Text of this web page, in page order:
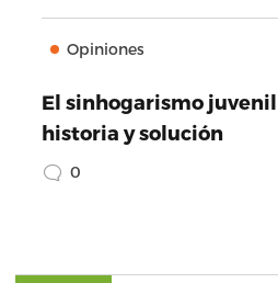
Opiniones
El sinhogarismo
historia y solución
0